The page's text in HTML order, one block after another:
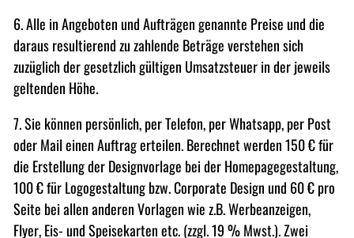
6. Alle in Angeboten und Aufträgen genannte Preise und die
daraus resultierend zu zahlende Beträge verstehen sich
zuzüglich der gesetzlich gültigen Umsatzsteuer in der jeweils
geltenden Höhe.
7. Sie können persönlich, per Telefon, per Whatsapp, per Post
oder Mail einen Auftrag erteilen. Berechnet werden 150 € für
die Erstellung der Designvorlage bei der Homepagegestaltung,
100 € für Logogestaltung bzw. Corporate Design und 60 € pro
Seite bei allen anderen Vorlagen wie z.B. Werbeanzeigen,
Flyer, Eis- und Speisekarten etc. (zzgl. 19 % Mwst.). Zwei